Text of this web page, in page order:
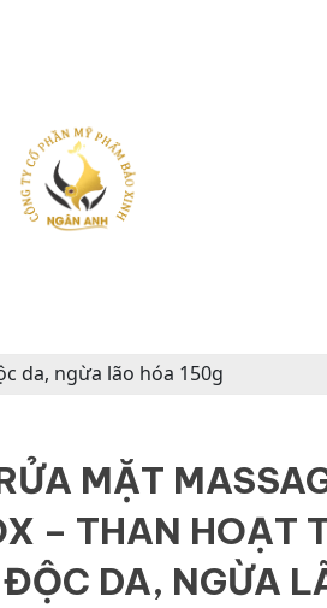
da, ngừa lão hóa 150g
MẶT
– THAN HOẠT
DA, NGỪA